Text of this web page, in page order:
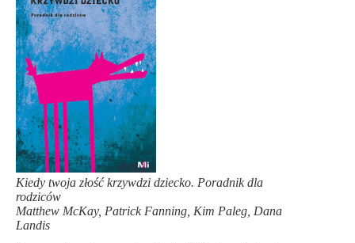
Kiedy twoja złość krzywdzi dziecko. Poradnik dla
rodziców
Matthew McKay, Patrick Fanning, Kim Paleg, Dana
Landis